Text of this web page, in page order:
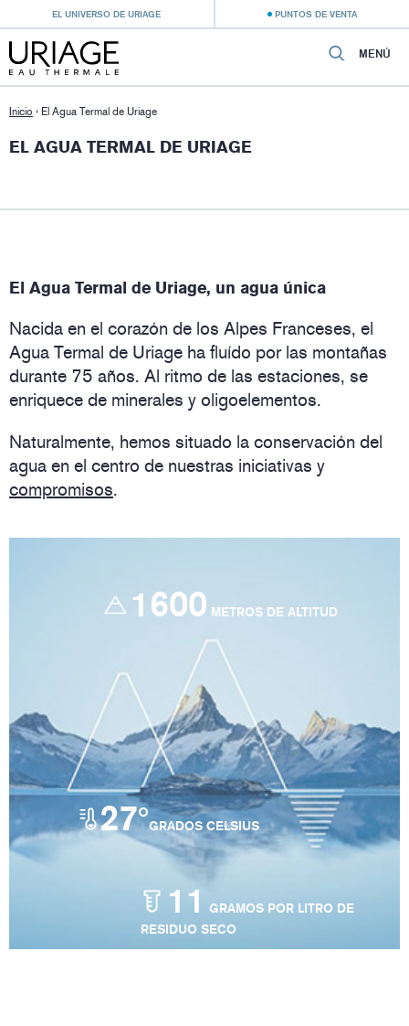
EL UNIVERSO DE URIAGE PUNTOS DE VENTA
MENÚ
Inicio › El Agua Termal de Uriage
EL AGUA TERMAL DE URIAGE
El Agua Termal de Uriage, un agua única
Nacida en el corazón de los Alpes Franceses, el
Agua Termal de Uriage ha fluído por las montañas
durante 75 años. Al ritmo de las estaciones, se
enriquece de minerales y oligoelementos.
Naturalmente, hemos situado la conservación del
agua en el centro de nuestras iniciativas y
compromisos.
1600 METROS DE ALTITUD
27°GRADOS CELSIUS
11
GRAMOS POR LITRO DE
RESIDUO SECO